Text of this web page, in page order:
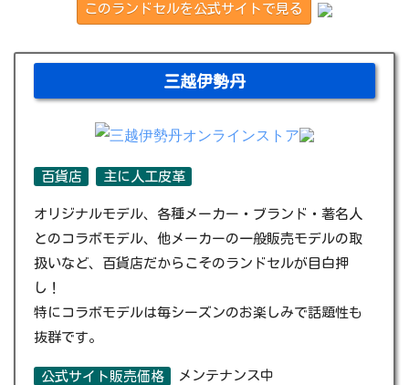
このランドセルを公式サイトで見る
三越伊勢丹
百貨店 主に人工皮革
オリジナルモデル、各種メーカー・ブランド・著名人
とのコラボモデル、他メーカーの一般販売モデルの取
扱いなど、百貨店だからこそのランドセルが目白押
し！
特にコラボモデルは毎シーズンのお楽しみで話題性も
抜群です。
公式サイト販売価格 メンテナンス中